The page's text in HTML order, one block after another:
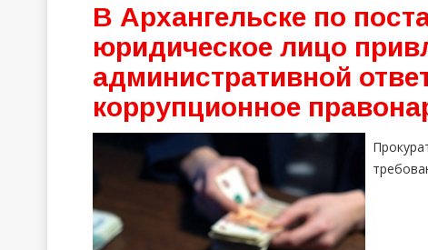
В Архангельске по
юридическое лицо
административной
коррупционное